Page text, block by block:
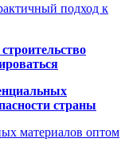
подход к
страны
материалов оптом